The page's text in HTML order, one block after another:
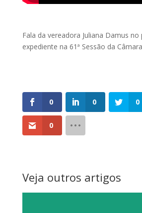
Fala da vereadora Juliana Damus no
expediente na 61ª Sessão da
0 0 0
0
Veja outros artigos